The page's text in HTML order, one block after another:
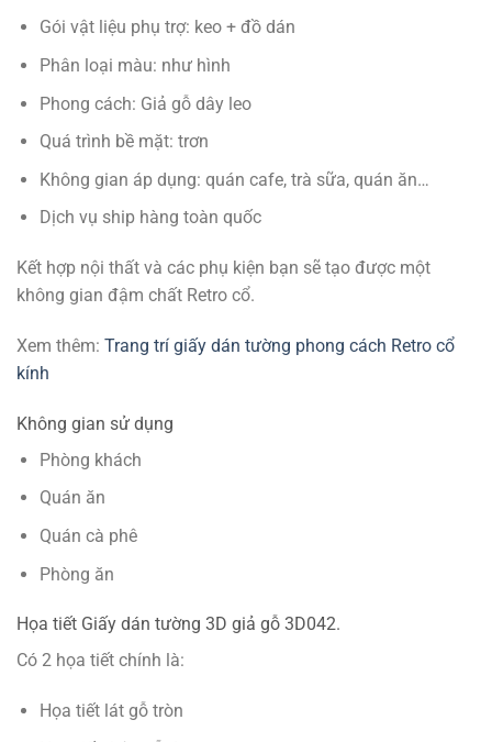
Gói vật liệu phụ trợ: keo + đồ dán
Phân loại màu: như hình
Phong cách: Giả gỗ dây leo
Quá trình bề mặt: trơn
Không gian áp dụng: quán cafe, trà sữa, quán ăn…
Dịch vụ ship hàng toàn quốc
Kết hợp nội thất và các phụ kiện bạn sẽ tạo được một
không gian đậm chất Retro cổ.
Xem thêm: Trang trí giấy dán tường phong cách Retro cổ
kính
Không gian sử dụng
Phòng khách
Quán ăn
Quán cà phê
Phòng ăn
Họa tiết Giấy dán tường 3D giả gỗ 3D042.
Có 2 họa tiết chính là:
Họa tiết lát gỗ tròn